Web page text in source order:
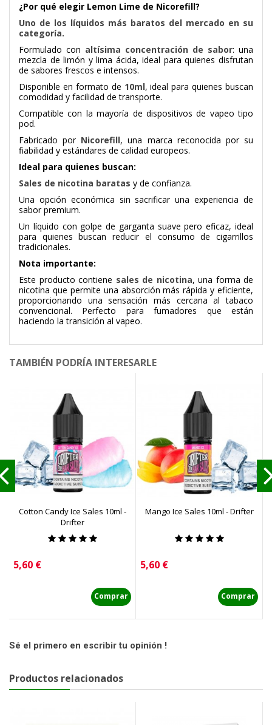
¿Por qué elegir Lemon Lime de Nicorefill?
Uno de los líquidos más baratos del mercado en su
categoría.
Formulado con altísima concentración de sabor: una
mezcla de limón y lima ácida, ideal para quienes disfrutan
de sabores frescos e intensos.
Disponible en formato de 10ml, ideal para quienes buscan
comodidad y facilidad de transporte.
Compatible con la mayoría de dispositivos de vapeo tipo
pod.
Fabricado por Nicorefill, una marca reconocida por su
fiabilidad y estándares de calidad europeos.
Ideal para quienes buscan:
Sales de nicotina baratas y de confianza.
Una opción económica sin sacrificar una experiencia de
sabor premium.
Un líquido con golpe de garganta suave pero eficaz, ideal
para quienes buscan reducir el consumo de cigarrillos
tradicionales.
Nota importante:
Este producto contiene sales de nicotina, una forma de
nicotina que permite una absorción más rápida y eficiente,
proporcionando una sensación más cercana al tabaco
convencional. Perfecto para fumadores que están
haciendo la transición al vapeo.
TAMBIÉN PODRÍA INTERESARLE
Cotton Candy Ice Sales 10ml -
Drifter
Precio
5,60 €
Comprar
Mango Ice Sales 10ml - Drifter
Precio
5,60 €
Comprar
Sé el primero en escribir tu opinión !
Productos relacionados